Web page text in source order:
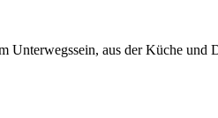
aus der Küche und